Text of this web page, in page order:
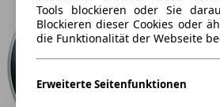
Tools blockieren oder Sie
Blockieren dieser Cookies oder
die Funktionalität der Webseite
Erweiterte Seitenfunktionen